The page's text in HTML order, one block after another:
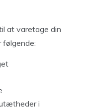
at varetage din
følgende:
i